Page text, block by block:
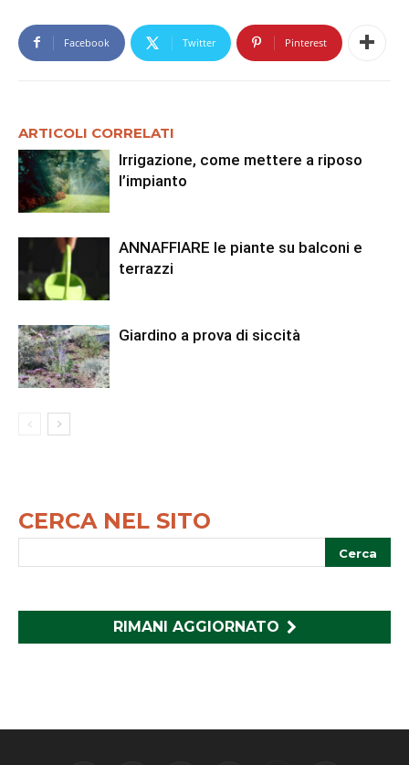
Facebook Twitter Pinterest
ARTICOLI CORRELATI
Irrigazione, come mettere a riposo
l’impianto
ANNAFFIARE le piante su balconi e
terrazzi
Giardino a prova di siccità
CERCA NEL SITO
RIMANI AGGIORNATO